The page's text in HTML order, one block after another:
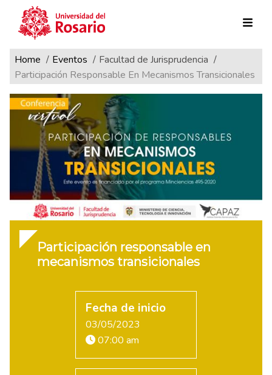
Pasar al contenido principal
Ruta de navegación
Home Eventos
Facultad de Jurisprudencia
Participación Responsable En Mecanismos Transicionales
Participación responsable en
mecanismos transicionales
Fecha de inicio
03/05/2023
07:00 am